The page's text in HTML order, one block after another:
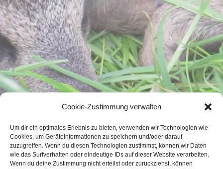
Cookie-Zustimmung verwalten
Um dir ein optimales Erlebnis zu bieten, verwenden wir Technologien wie
Cookies, um Geräteinformationen zu speichern und/oder darauf
zuzugreifen. Wenn du diesen Technologien zustimmst, können wir Daten
wie das Surfverhalten oder eindeutige IDs auf dieser Website verarbeiten.
Wenn du deine Zustimmung nicht erteilst oder zurückziehst, können